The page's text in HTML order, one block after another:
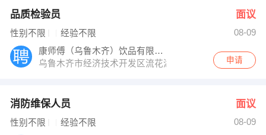
品质检验员 面议
性别不限 经验不限
08-09
康师傅（乌鲁木齐）饮品有限公司
乌鲁木齐市经济技术开发区流花湖路383号
申请
消防维保人员 面议
性别不限 经验不限
08-09